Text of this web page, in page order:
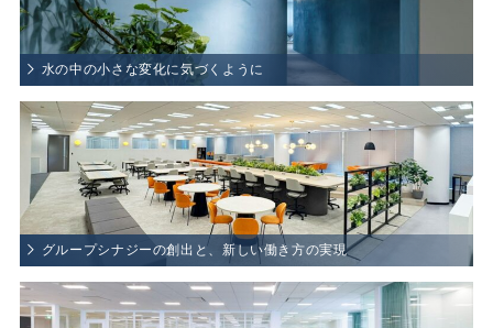
水の中の小さな変化に気づくように
テーマ: 水の中の小さな変化に気づくように
グループシナジーの創出と、新しい働き方の実現
テーマ: グループシナジーの創出と、新しい働き方の実現